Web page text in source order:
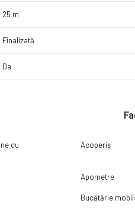
25 m
Finalizată
Da
cu
Acoperiș
Apometre
Bucătărie